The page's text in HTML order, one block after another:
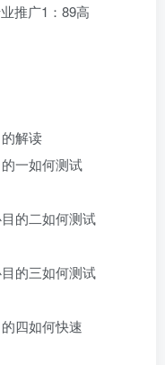
推广1：89高
解读
一如何测试
的二如何测试
的三如何测试
四如何快速